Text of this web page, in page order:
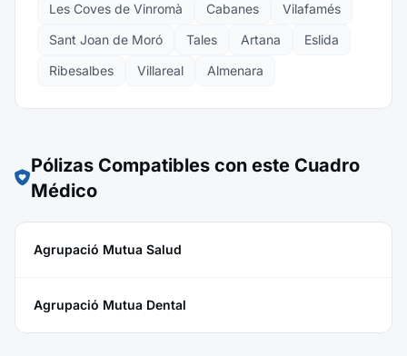
Les Coves de Vinromà
Cabanes
Vilafamés
Sant Joan de Moró
Tales Artana
Eslida
Ribesalbes
Villareal Almenara
Pólizas Compatibles con este Cuadro
Médico
Agrupació Mutua Salud
Agrupació Mutua Dental